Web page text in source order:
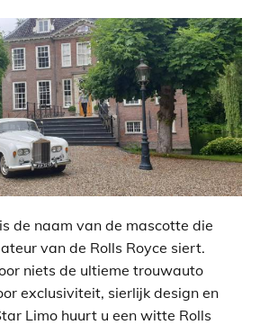
de naam van de mascotte die
van de Rolls Royce siert.
niets de ultieme trouwauto
exclusiviteit, sierlijk design en
Limo huurt u een witte Rolls